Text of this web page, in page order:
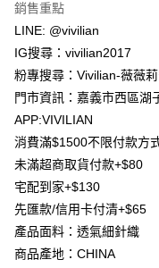
匯豐（台灣）商業銀行
聯邦商業銀行
元大商業銀行
台新國際商業銀行
台灣樂天信用卡公司
街口支付
悠遊付
Google Pay
大哥付你分期
相關說明
【大哥付你分期使用說明】
2.付款方式選擇「大哥付你
流程，驗證手機門號後，選
成交易。
3.實際核准額度、可分期數
4.訂單成立30分鐘內，如未
AFTEE先享後付
相關說明
【關於「AFTEE先享後付」】
AFTEE先享後付是「在收到
便利好安心！
１．簡單：不需註冊會員、
ATM付款
貨到付款
銷售重點
LINE: @vivilian
IG搜尋：vivilian2017
粉專搜尋：Vivilian-薇薇
門市資訊：嘉義市西區湖
APP:VIVILIAN
消費滿$1500不限付款方
未滿超商取貨付款+$80
宅配到家+$130
先匯款/信用卡付清+$65
產品面料：透氣細針織
商品產地：CHINA